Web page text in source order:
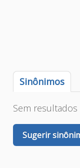
Sinônimos
Sem resultados
Sugerir